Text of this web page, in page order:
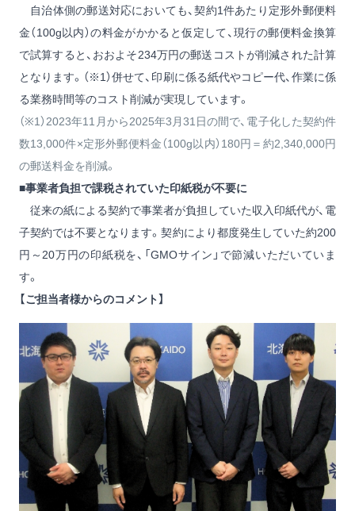
自治体側の郵送対応においても、契約1件あたり定形外郵便料
金（100g以内）の料金がかかると仮定して、現行の郵便料金換算
で試算すると、おおよそ234万円の郵送コストが削減された計算
となります。（※1）併せて、印刷に係る紙代やコピー代、作業に係
る業務時間等のコスト削減が実現しています。
（※1）2023年11月から2025年3月31日の間で、電子化した契約件
数13,000件×定形外郵便料金（100g以内）180円＝約2,340,000円
の郵送料金を削減。
■事業者負担で課税されていた印紙税が不要に
従来の紙による契約で事業者が負担していた収入印紙代が、電
子契約では不要となります。契約により都度発生していた約200
円～20万円の印紙税を、「GMOサイン」で節減いただいていま
す。
【ご担当者様からのコメント】